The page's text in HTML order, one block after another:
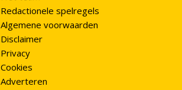
Redactionele spelregels
Algemene voorwaarden
Disclaimer
Privacy
Cookies
Adverteren